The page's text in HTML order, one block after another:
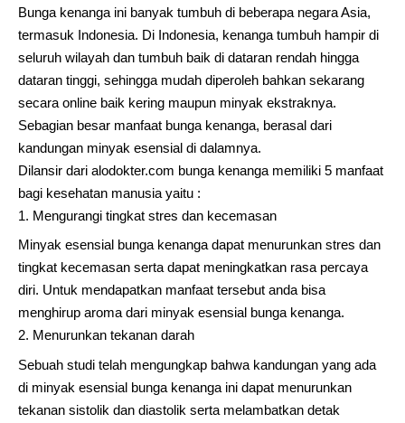
Bunga kenanga ini banyak tumbuh di beberapa negara Asia,
termasuk Indonesia. Di Indonesia, kenanga tumbuh hampir di
seluruh wilayah dan tumbuh baik di dataran rendah hingga
dataran tinggi, sehingga mudah diperoleh bahkan sekarang
secara online baik kering maupun minyak ekstraknya.
Sebagian besar manfaat bunga kenanga, berasal dari
kandungan minyak esensial di dalamnya.
Dilansir dari alodokter.com bunga kenanga memiliki 5 manfaat
bagi kesehatan manusia yaitu :
Mengurangi tingkat stres dan kecemasan
Minyak esensial bunga kenanga dapat menurunkan stres dan
tingkat kecemasan serta dapat meningkatkan rasa percaya
diri. Untuk mendapatkan manfaat tersebut anda bisa
menghirup aroma dari minyak esensial bunga kenanga.
Menurunkan tekanan darah
Sebuah studi telah mengungkap bahwa kandungan yang ada
di minyak esensial bunga kenanga ini dapat menurunkan
tekanan sistolik dan diastolik serta melambatkan detak